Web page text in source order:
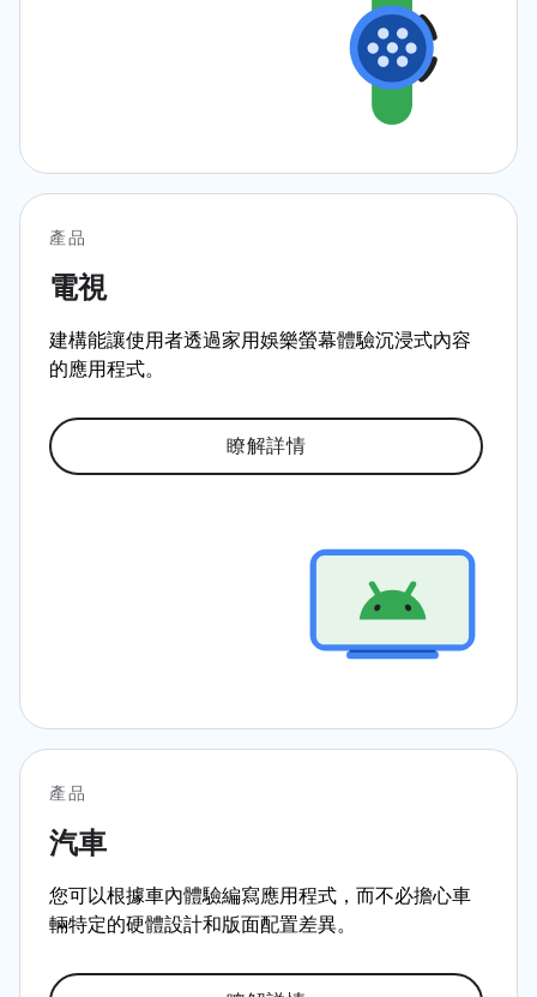
產品
電視
建構能讓使用者透過家用娛樂螢幕體驗沉浸式內容
的應用程式。
瞭解詳情
產品
汽車
您可以根據車內體驗編寫應用程式，而不必擔心車
輛特定的硬體設計和版面配置差異。